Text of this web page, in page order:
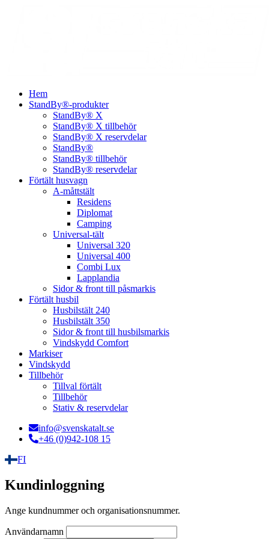
Hem
StandBy®-produkter
StandBy® X
StandBy® X tillbehör
StandBy® X reservdelar
StandBy®
StandBy® tillbehör
StandBy® reservdelar
Förtält husvagn
A-måttstält
Residens
Diplomat
Camping
Universal-tält
Universal 320
Universal 400
Combi Lux
Lapplandia
Sidor & front till påsmarkis
Förtält husbil
Husbilstält 240
Husbilstält 350
Sidor & front till husbilsmarkis
Vindskydd Comfort
Markiser
Vindskydd
Tillbehör
Tillval förtält
Tillbehör
Stativ & reservdelar
info@svenskatalt.se
+46 (0)942-108 15
FI
Kundinloggning
Ange kundnummer och organisationsnummer.
Användarnamn